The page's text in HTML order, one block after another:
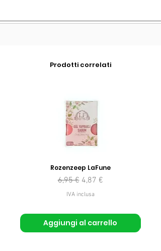
Prodotti correlati
Rozenzeep LaFune
Prezzo regolare
6,95 € Prezzo scontato
4,87 €
IVA inclusa
Aggiungi al carrello